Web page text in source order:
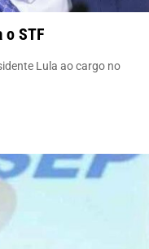
o STF
Lula ao cargo no